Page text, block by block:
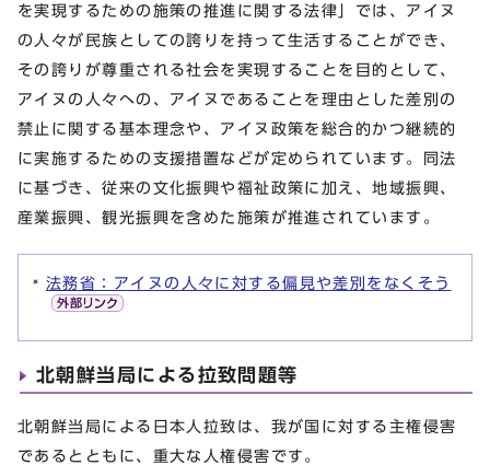
を実現するための施策の推進に関する法律」では、アイヌ
の人々が民族としての誇りを持って生活することができ、
その誇りが尊重される社会を実現することを目的として、
アイヌの人々への、アイヌであることを理由とした差別の
禁止に関する基本理念や、アイヌ政策を総合的かつ継続的
に実施するための支援措置などが定められています。同法
に基づき、従来の文化振興や福祉政策に加え、地域振興、
産業振興、観光振興を含めた施策が推進されています。
法務省：アイヌの人々に対する偏見や差別をなくそう
北朝鮮当局による拉致問題等
北朝鮮当局による日本人拉致は、我が国に対する主権侵害
であるとともに、重大な人権侵害です。